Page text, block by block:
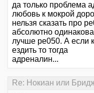
да только проблема
любовь к мокрой
нельзя сказать про
абсолютно
лучше ре050. А если
ездить то тогда
адреналин...
Re: Нокиан или